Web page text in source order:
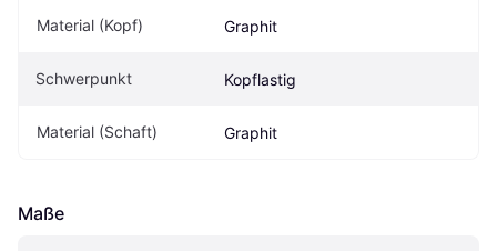
Material (Kopf) Graphit
Schwerpunkt Kopflastig
Material (Schaft) Graphit
Maße